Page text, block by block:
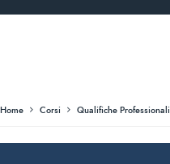
Home Corsi Qualifiche Professionali